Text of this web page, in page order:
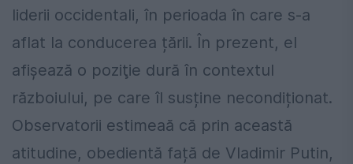
liderii occidentali, în perioada în care s-a
aflat la conducerea țării. În prezent, el
afişează o poziţie dură în contextul
războiului, pe care îl susține necondiționat.
Observatorii estimeaă că prin această
atitudine, obedientă față de Vladimir Putin,